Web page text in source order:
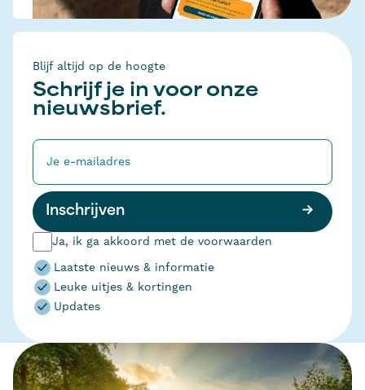
Blijf altijd op de hoogte
Schrijf je in voor onze
nieuwsbrief.
Inschrijven
Ja, ik ga akkoord met de voorwaarden
Laatste nieuws & informatie
Leuke uitjes & kortingen
Updates